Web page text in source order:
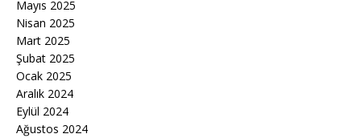
Mayıs 2025
Nisan 2025
Mart 2025
Şubat 2025
Ocak 2025
Aralık 2024
Eylül 2024
Ağustos 2024